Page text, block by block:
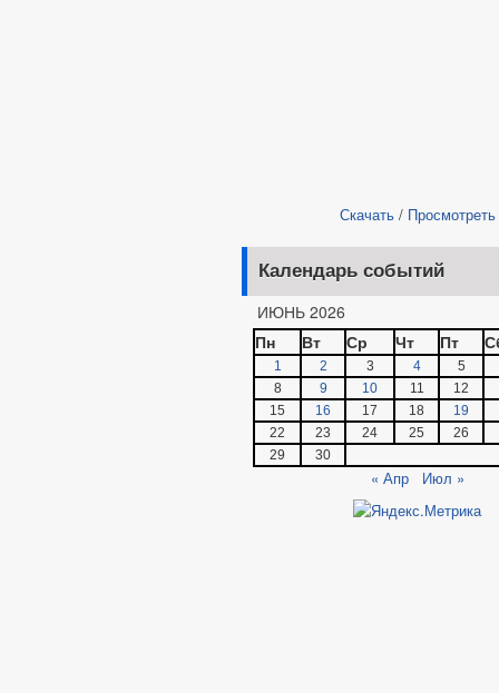
Скачать/ Просмотреть
Календарь событий
ИЮНЬ 2026
Пн
Вт Ср Чт Пт
1 2 3 4
5
8
9 10 11
12
15
16 17 18
19
22
23 24 25
26
29
30
« Апр Июл »